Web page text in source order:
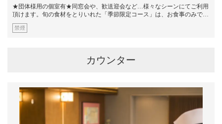
★団体様用の個室有★同窓会や、歓送迎会など…様々なシーンにてご利用
頂けます。旬の食材をとりいれた「季節限定コース」は、お食事のみで、
4,000円（税サ込）～ご予算に応じてご用意しております。お気軽にお問
合せください。4名様×4席、6名様×2席
禁煙
カウンター